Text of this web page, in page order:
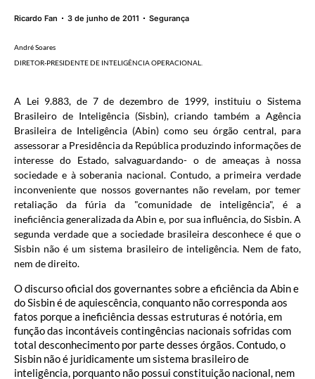
Ricardo Fan 3 de junho de 2011 Segurança
André Soares
DIRETOR-PRESIDENTE DE INTELIGÊNCIA OPERACIONAL.
A Lei 9.883, de 7 de dezembro de 1999, instituiu o Sistema
Brasileiro de Inteligência (Sisbin), criando também a Agência
Brasileira de Inteligência (Abin) como seu órgão central, para
assessorar a Presidência da República produzindo informações de
interesse do Estado, salvaguardando- o de ameaças à nossa
sociedade e à soberania nacional. Contudo, a primeira verdade
inconveniente que nossos governantes não revelam, por temer
retaliação da fúria da "comunidade de inteligência", é a
ineficiência generalizada da Abin e, por sua influência, do Sisbin. A
segunda verdade que a sociedade brasileira desconhece é que o
Sisbin não é um sistema brasileiro de inteligência. Nem de fato,
nem de direito.
O discurso oficial dos governantes sobre a eficiência da Abin e
do Sisbin é de aquiescência, conquanto não corresponda aos
fatos porque a ineficiência dessas estruturas é notória, em
função das incontáveis contingências nacionais sofridas com
total desconhecimento por parte desses órgãos. Contudo, o
Sisbin não é juridicamente um sistema brasileiro de
inteligência, porquanto não possui constituição nacional, nem